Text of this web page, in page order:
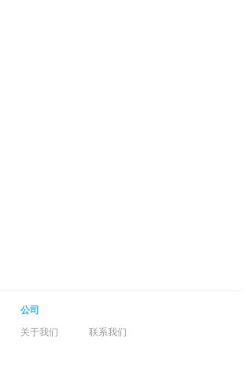
公司
关于我们
联系我们